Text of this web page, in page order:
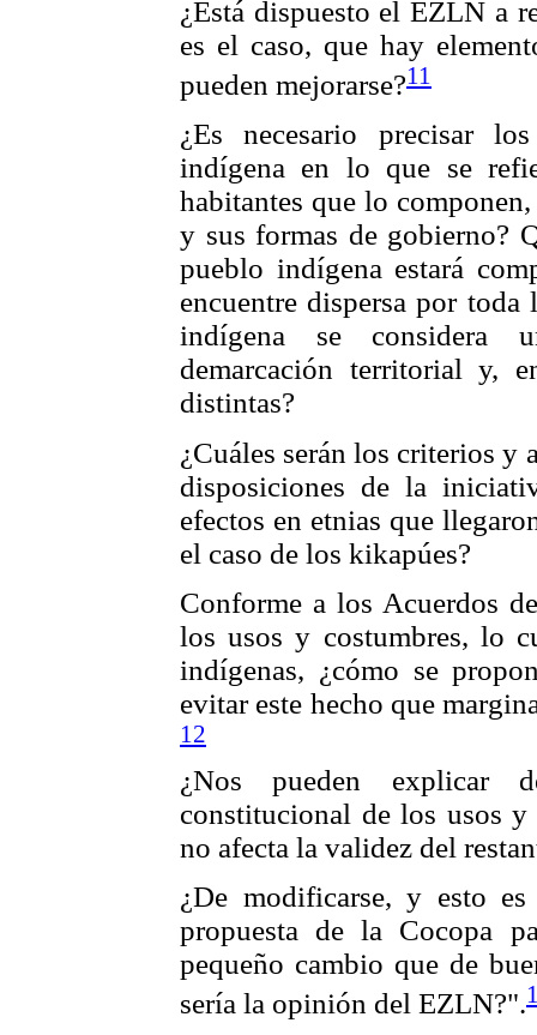
¿Está dispuesto el EZLN a
es el caso, que hay
pueden mejorarse?11
¿Es necesario precisar
indígena en lo que se
habitantes que lo
y sus formas de gobierno?
pueblo indígena estará
encuentre dispersa por
indígena se considera
demarcación territorial y,
distintas?
¿Cuáles serán los criterios y
disposiciones de la
efectos en etnias que
el caso de los kikapúes?
Conforme a los Acuerdos
los usos y costumbres, lo
indígenas, ¿cómo se
evitar este hecho que
12
¿Nos pueden explicar
constitucional de los usos
no afecta la validez del
¿De modificarse, y esto
propuesta de la Cocopa
pequeño cambio que de
sería la opinión del EZLN?".